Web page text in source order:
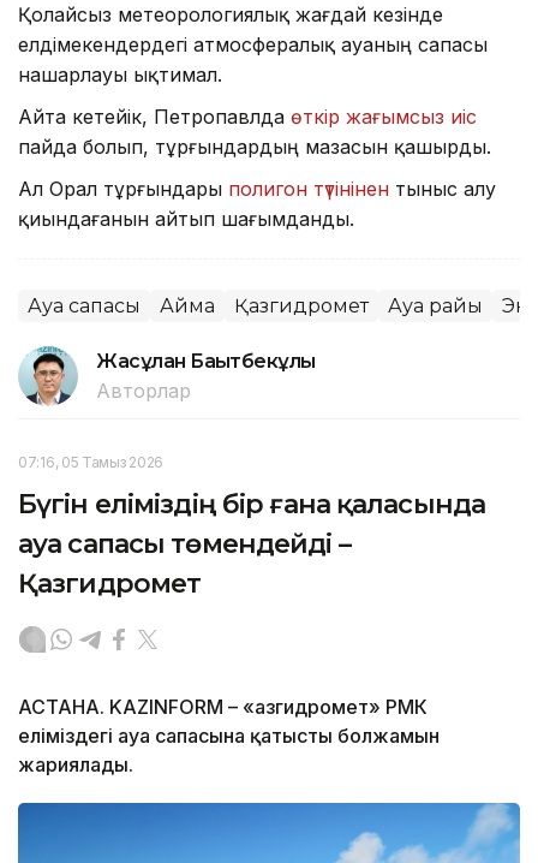
Қолайсыз метеорологиялық жағдай кезінде
елдімекендердегі атмосфералық ауаның сапасы
нашарлауы ықтимал.
Айта кетейік, Петропавлда өткір жағымсыз иіс
пайда болып, тұрғындардың мазасын қашырды.
Ал Орал тұрғындары полигон түтінінен тыныс алу
қиындағанын айтып шағымданды.
Ауа сапасы Аймақ Қазгидромет Ауа райы
Жасұлан Бақытбекұлы
Авторлар
07:16, 05 Тамыз 2026
Бүгін еліміздің бір ғана қаласында
ауа сапасы төмендейді –
Қазгидромет
АСТАНА. KAZINFORM – «Қазгидромет» РМК
еліміздегі ауа сапасына қатысты болжамын
жариялады.